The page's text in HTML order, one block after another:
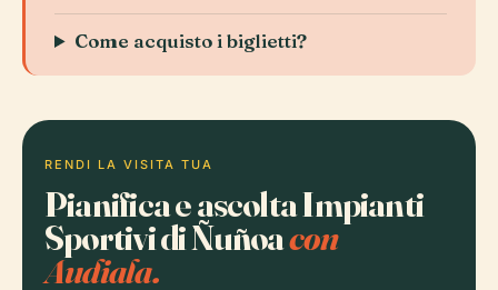
Come acquisto i biglietti?
RENDI LA VISITA TUA
Pianifica e ascolta Impianti
Sportivi di Ñuñoacon
Audiala.